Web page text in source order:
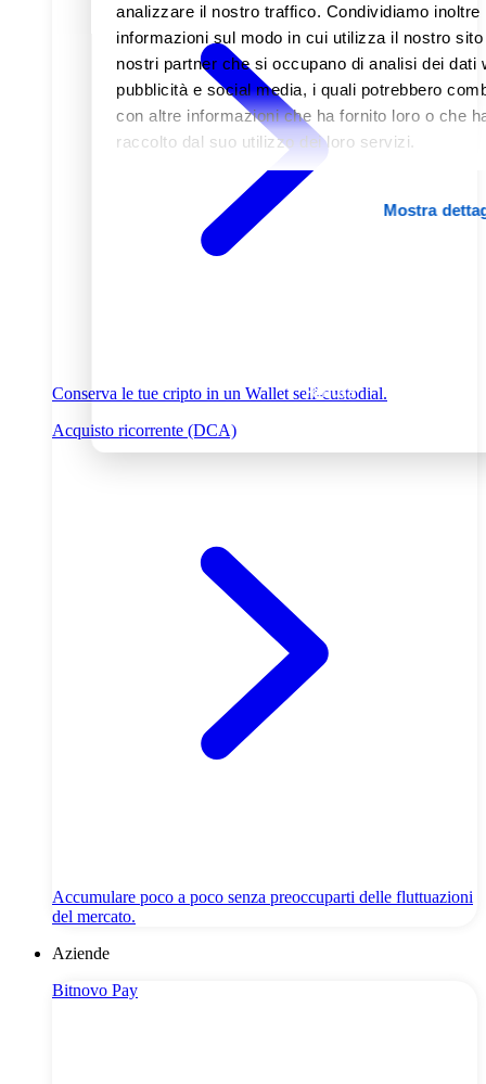
analizzare il nostro traffico. Condividiamo inoltre
informazioni sul modo in cui utilizza il nostro
nostri partner che si occupano di analisi dei dati
pubblicità e social media, i quali potrebbero
con altre informazioni che ha fornito loro o che
raccolto dal suo utilizzo dei loro servizi.
Mostra
Rifiuta
Conserva le tue cripto in un Wallet self-custodial.
Acquisto ricorrente (DCA)
Accumulare poco a poco senza preoccuparti delle fluttuazioni
del mercato.
Aziende
Bitnovo Pay